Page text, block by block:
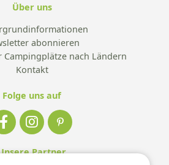
Über uns
abonnieren
Campingplätze nach Ländern
Kontakt
Folge uns auf
Partner